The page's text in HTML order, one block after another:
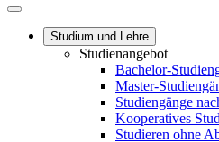
Studium und Lehre
Studienangebot
Bachelor-
Master-
Studiengänge
Kooperatives
Studieren ohne